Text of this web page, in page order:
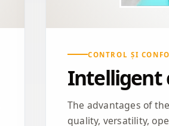
CONTROL ȘI
Intelligent
The advantages of
quality, versatility,